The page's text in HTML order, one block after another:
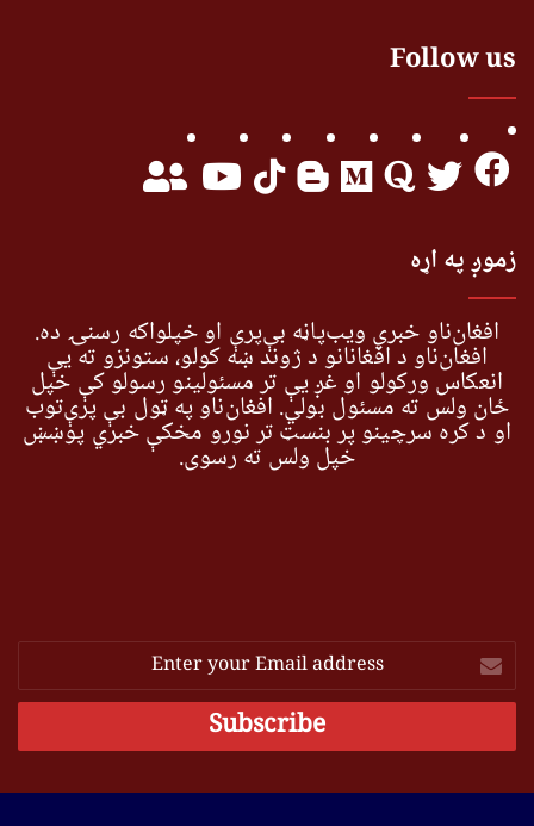
Follow us
زموږ په اړه
افغان‌ناو خبري ویب‌پاڼه بې‌پرې او خپلواکه رسنۍ ده.
افغان‌ناو د افغانانو د ژوند ښه کولو، ستونزو ته یې
انعکاس ورکولو او غږ یې تر مسئولینو رسولو کې خپل
ځان ولس ته مسئول بولي. افغان‌ناو په ټول بې پرې‌توب
او د کره سرچینو پر بنسټ تر نورو مخکې خبري پوښښ
خپل ولس ته رسوي.
Enter
your
Email